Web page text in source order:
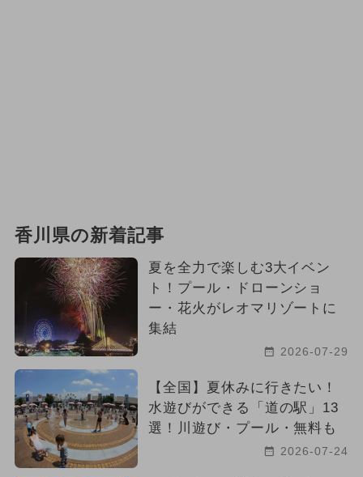
香川県の新着記事
夏を全力で楽しむ3大イベン
ト！プール・ドローンショ
ー・花火がレオマリゾートに
集結
2026-07-29
【全国】夏休みに行きたい！
水遊びができる「道の駅」13
選！川遊び・プール・無料も
2026-07-24